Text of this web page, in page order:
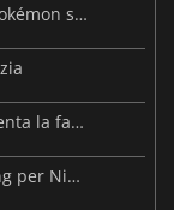
Beast of Reincarnation: lo studio dietro Pokémon su una nuova strada
Warhammer 40.000: Dawn of War 4 presenta la fazione dei Necron
Annunciato ufficialmente il DLC Hell Rising per Nioh 3